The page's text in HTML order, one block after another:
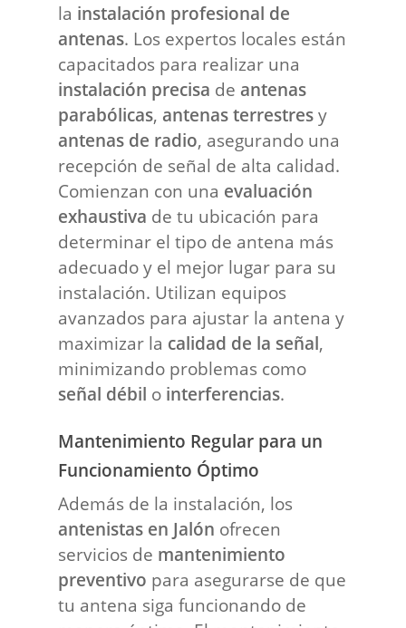
la instalación profesional de
antenas. Los expertos locales están
capacitados para realizar una
instalación precisa de antenas
parabólicas, antenas terrestres y
antenas de radio, asegurando una
recepción de señal de alta calidad.
Comienzan con una evaluación
exhaustiva de tu ubicación para
determinar el tipo de antena más
adecuado y el mejor lugar para su
instalación. Utilizan equipos
avanzados para ajustar la antena y
maximizar la calidad de la señal,
minimizando problemas como
señal débil o interferencias.
Mantenimiento Regular para un
Funcionamiento Óptimo
Además de la instalación, los
antenistas en Jalón ofrecen
servicios de mantenimiento
preventivo para asegurarse de que
tu antena siga funcionando de